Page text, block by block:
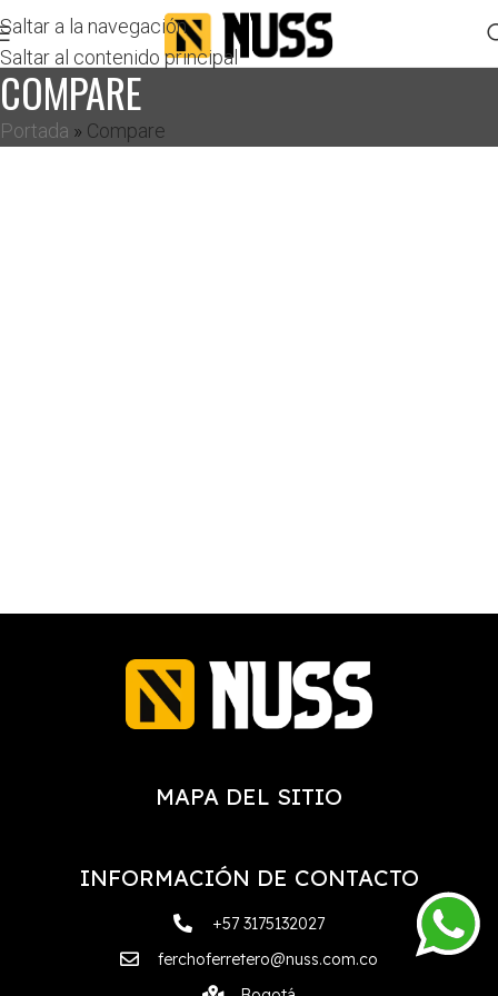
Saltar a la navegación
Saltar al contenido principal
COMPARE
Portada » Compare
MAPA DEL SITIO
INFORMACIÓN DE CONTACTO
+57 3175132027
ferchoferretero@nuss.com.co